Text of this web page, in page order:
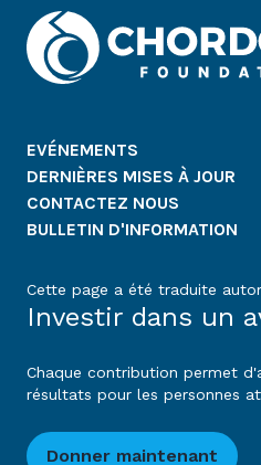
EVÉNEMENTS
DERNIÈRES MISES À JOUR
CONTACTEZ NOUS
BULLETIN D'INFORMATION
Cette page a été traduite
Investir dans un
Chaque contribution permet
résultats pour les personnes
Donner maintenant